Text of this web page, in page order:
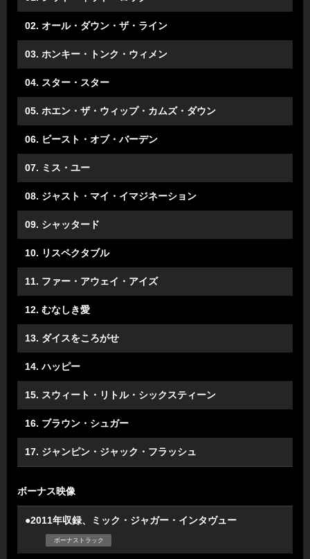
02. オール・ダウン・ザ・ライン
03. ホンキー・トンク・ウィメン
04. スター・スター
05. ホエン・ザ・ウィップ・カムズ・ダウン
06. ビースト・オブ・バーデン
07. ミス・ユー
08. ジャスト・マイ・イマジネーション
09. シャッタード
10. リスペクタブル
11. ファー・アウェイ・アイズ
12. むなしき愛
13. ダイスをころがせ
14. ハッピー
15. スウィート・リトル・シックスティーン
16. ブラウン・シュガー
17. ジャンピン・ジャック・フラッシュ
ボーナス映像
●2011年収録、ミック・ジャガー・インタヴュー
ボーナストラック